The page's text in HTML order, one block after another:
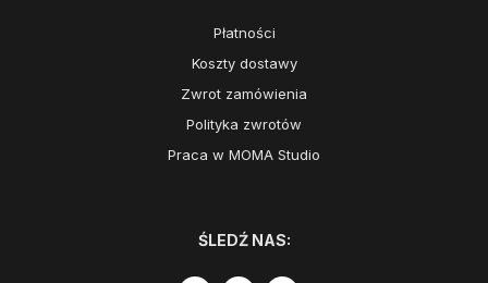
Płatności
Koszty dostawy
Zwrot zamówienia
Polityka zwrotów
Praca w MOMA Studio
ŚLEDŹ NAS: